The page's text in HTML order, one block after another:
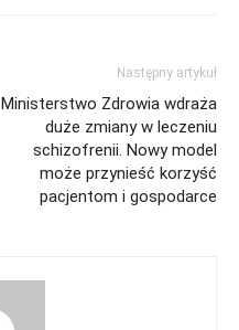
Następny artykuł
Ministerstwo Zdrowia wdraża
duże zmiany w leczeniu
schizofrenii. Nowy model
może przynieść korzyść
pacjentom i gospodarce